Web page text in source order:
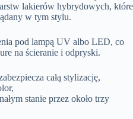
lakierów hybrydowych, które
w tym stylu.
pod lampą UV albo LED, co
na ścieranie i odpryski.
całą stylizację,
stanie przez około trzy